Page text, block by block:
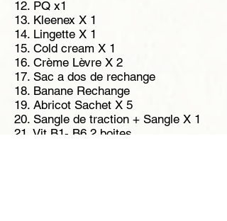
12. PQ x1
13. Kleenex X 1
14. Lingette X 1
15. Cold cream X 1
16. Crème Lèvre X 2
17. Sac a dos de rechange
18. Banane Rechange
19. Abricot Sachet X 5
20. Sangle de traction + Sangle X 1
21. Vit B1- B6 2 boites